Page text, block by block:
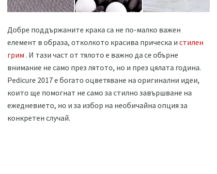
Добре поддържаните крака са не по-малко важен
елемент в образа, отколкото красива прическа и стилен
грим . И тази част от тялото е важно да се обърне
внимание не само през лятото, но и през цялата година.
Pedicure 2017 е богато оцветяване на оригинални идеи,
които ще помогнат не само за стилно завършване на
ежедневието, но и за избор на необичайна опция за
конкретен случай.